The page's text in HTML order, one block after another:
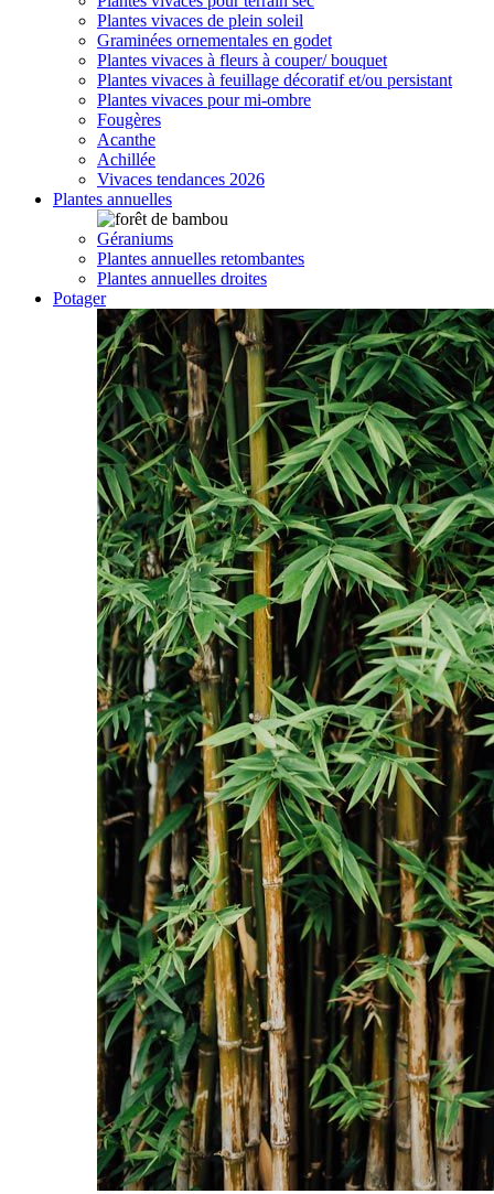
Plantes vivaces de plein soleil
Graminées ornementales en godet
Plantes vivaces à fleurs à couper/ bouquet
Plantes vivaces à feuillage décoratif et/ou persistant
Plantes vivaces pour mi-ombre
Fougères
Acanthe
Achillée
Vivaces tendances 2026
Plantes annuelles
Géraniums
Plantes annuelles retombantes
Plantes annuelles droites
Potager